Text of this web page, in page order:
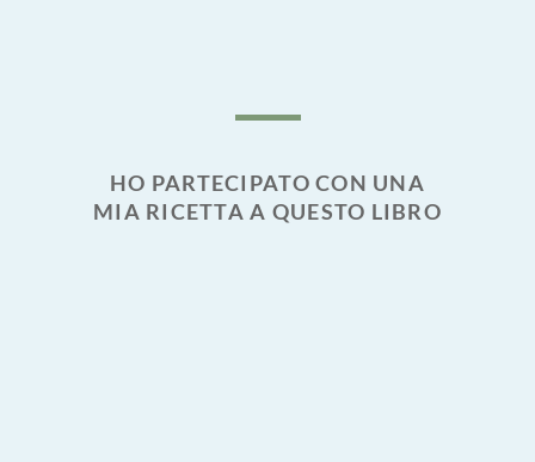
HO PARTECIPATO CON UNA
MIA RICETTA A QUESTO LIBRO